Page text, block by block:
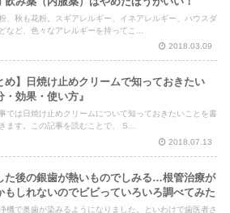
、秋も花粉。スギアレルギー、イネアレルギー、ハウスダ
など、色々なアレルギーを持ってこ...
2018.03.09
め】日焼け止めクリームで知っておきたい
・効果・使い方』
では日焼け止めクリームについて知っておきたいことを書
ます。この記事を読むことで、 S...
2018.07.13
た後の銀歯が熱いものでしみる…根管治療が
もしれないのでビビっていろいろ調べてみた
機で奥歯が染みるようになりました。といわけで歯医者さ